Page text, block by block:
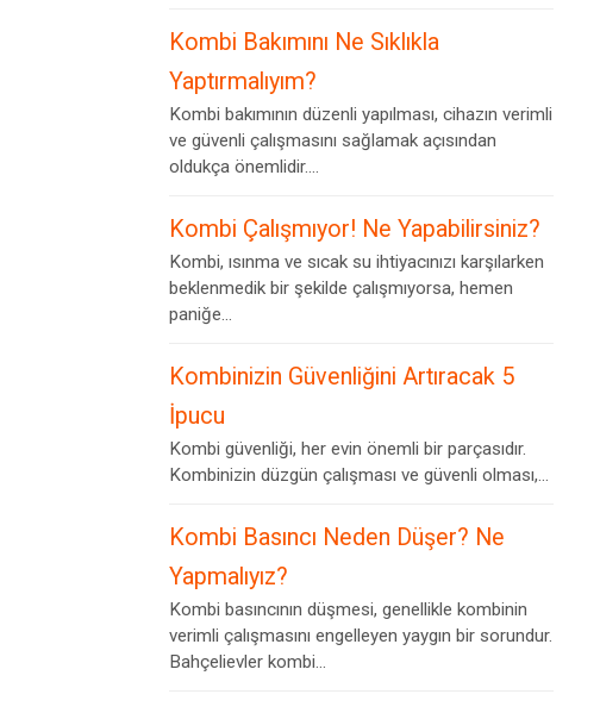
Kombi Bakımını Ne Sıklıkla
Yaptırmalıyım?
Kombi bakımının düzenli yapılması, cihazın verimli
ve güvenli çalışmasını sağlamak açısından
oldukça önemlidir....
Kombi Çalışmıyor! Ne Yapabilirsiniz?
Kombi, ısınma ve sıcak su ihtiyacınızı karşılarken
beklenmedik bir şekilde çalışmıyorsa, hemen
paniğe...
Kombinizin Güvenliğini Artıracak 5
İpucu
Kombi güvenliği, her evin önemli bir parçasıdır.
Kombinizin düzgün çalışması ve güvenli olması,...
Kombi Basıncı Neden Düşer? Ne
Yapmalıyız?
Kombi basıncının düşmesi, genellikle kombinin
verimli çalışmasını engelleyen yaygın bir sorundur.
Bahçelievler kombi...